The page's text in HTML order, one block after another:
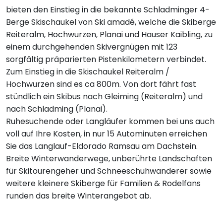
bieten den Einstieg in die bekannte Schladminger 4-
Berge Skischaukel von Ski amadé, welche die Skiberge
Reiteralm, Hochwurzen, Planai und Hauser Kaibling, zu
einem durchgehenden Skivergnügen mit 123
sorgfältig präparierten Pistenkilometern verbindet.
Zum Einstieg in die Skischaukel Reiteralm /
Hochwurzen sind es ca 800m. Von dort fährt fast
stündlich ein Skibus nach Gleiming (Reiteralm) und
nach Schladming (Planai).
Ruhesuchende oder Langläufer kommen bei uns auch
voll auf Ihre Kosten, in nur 15 Autominuten erreichen
Sie das Langlauf-Eldorado Ramsau am Dachstein.
Breite Winterwanderwege, unberührte Landschaften
für Skitourengeher und Schneeschuhwanderer sowie
weitere kleinere Skiberge für Familien & Rodelfans
runden das breite Winterangebot ab.